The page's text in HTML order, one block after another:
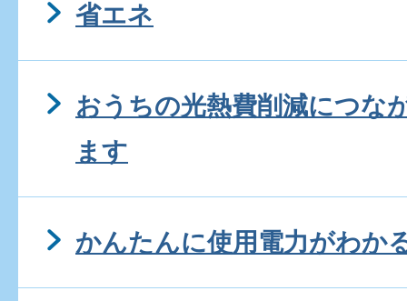
省エネ
おうちの光熱費削減につな
ます
かんたんに使用電力がわか